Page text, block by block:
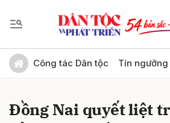
Công tác Dân tộc Tín
Đồng Nai quyết liệt
Gửi bình luận